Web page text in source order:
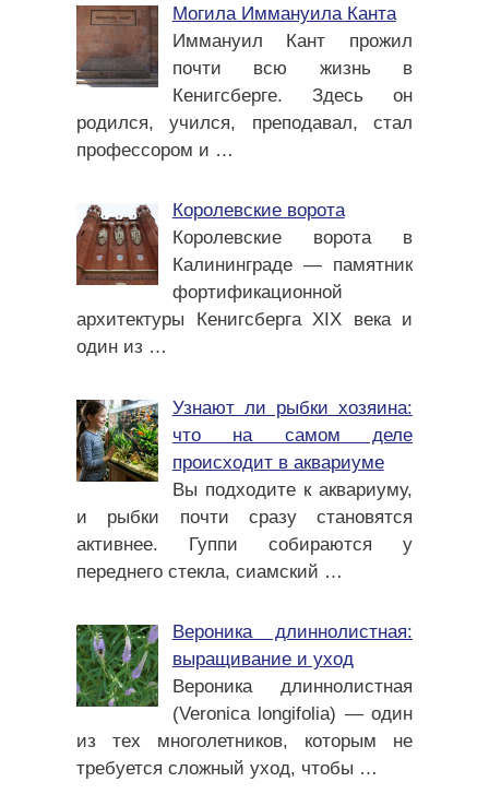
Могила Иммануила Канта
Иммануил Кант прожил
почти всю жизнь в
Кенигсберге. Здесь он
родился, учился, преподавал, стал
профессором и …
Королевские ворота
Королевские ворота в
Калининграде — памятник
фортификационной
архитектуры Кенигсберга XIX века и
один из …
Узнают ли рыбки хозяина:
что на самом деле
происходит в аквариуме
Вы подходите к аквариуму,
и рыбки почти сразу становятся
активнее. Гуппи собираются у
переднего стекла, сиамский …
Вероника длиннолистная:
выращивание и уход
Вероника длиннолистная
(Veronica longifolia) — один
из тех многолетников, которым не
требуется сложный уход, чтобы …